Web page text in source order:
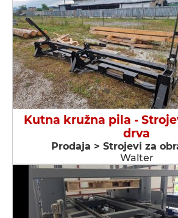
Kutna kružna pila -
drva
Prodaja > Strojevi za
Walter